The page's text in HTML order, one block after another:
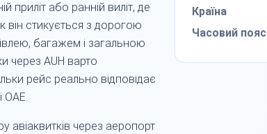
приліт або ранній виліт, де
він стикується з дорогою
багажем і загальною
через AUH варто
рейс реально відповідає
ОАЕ.
авіаквитків через аеропорт
Країна
Часовий пояс